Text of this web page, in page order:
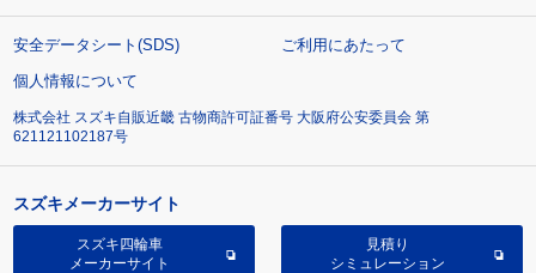
安全データシート(SDS)
ご利用にあたって
個人情報について
株式会社 スズキ自販近畿 古物商許可証番号 大阪府公安委員会 第
621121102187号
スズキメーカーサイト
スズキ四輪車
メーカーサイト
見積り
シミュレーション